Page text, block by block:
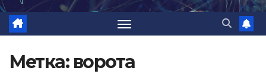
Метка: ворота